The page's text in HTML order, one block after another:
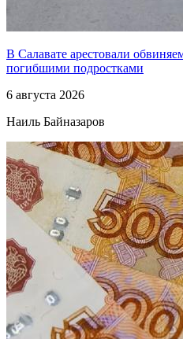
В Салавате арестовали
погибшими подростками
6 августа 2026
Наиль Байназаров